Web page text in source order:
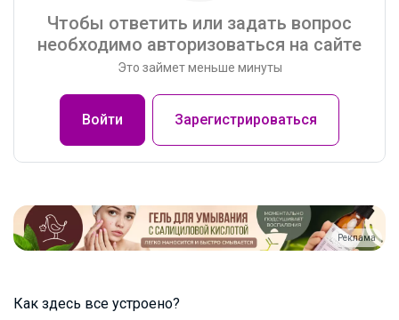
Чтобы ответить или задать вопрос
необходимо авторизоваться на сайте
Это займет меньше минуты
Войти Зарегистрироваться
Реклама
Как здесь все устроено?